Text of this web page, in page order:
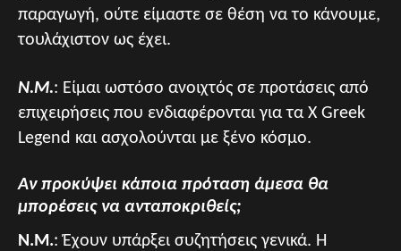
παραγωγή, ούτε είμαστε σε θέση να το κάνουμε,
τουλάχιστον ως έχει.
Ν.Μ.: Είμαι ωστόσο ανοιχτός σε προτάσεις από
επιχειρήσεις που ενδιαφέρονται για τα X Greek
Legend και ασχολούνται με ξένο κόσμο.
Αν προκύψει κάποια πρόταση άμεσα θα
μπορέσεις να ανταποκριθείς;
Ν.Μ.: Έχουν υπάρξει συζητήσεις γενικά. Η